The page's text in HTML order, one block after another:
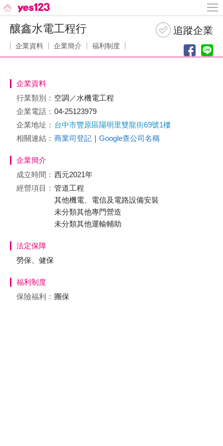
釀鑫水電工程行
企業資料 企業簡介 福利制度
企業資料
行業類別： 空調／水機電工程
企業電話： 04-25123979
企業地址： 台中市豐原區陽明里雙龍街69號1樓
相關連結： 商業司登記 ｜ Google查公司名稱
企業簡介
成立時間： 西元2021年
經營項目： 管道工程
其他機電、電信及電路設備安裝
未分類其他專門營造
未分類其他運輸輔助
法定保障
勞保、健保
福利制度
保險福利： 團保